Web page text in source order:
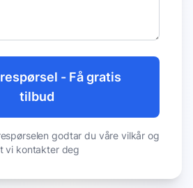
- Få gratis
tilbud
godtar du våre vilkår og
vi kontakter deg